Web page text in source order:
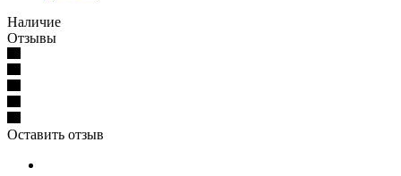
Наличие
Отзывы
Оставить отзыв